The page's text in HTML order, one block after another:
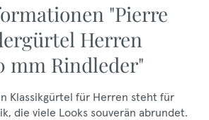
"Pierre
Herren
mm Rindleder"
Klassikgürtel für Herren steht für
die viele Looks souverän abrundet.